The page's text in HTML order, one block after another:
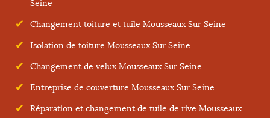
Seine
Changement toiture et tuile Mousseaux Sur Seine
Isolation de toiture Mousseaux Sur Seine
Changement de velux Mousseaux Sur Seine
Entreprise de couverture Mousseaux Sur Seine
Réparation et changement de tuile de rive Mousseaux